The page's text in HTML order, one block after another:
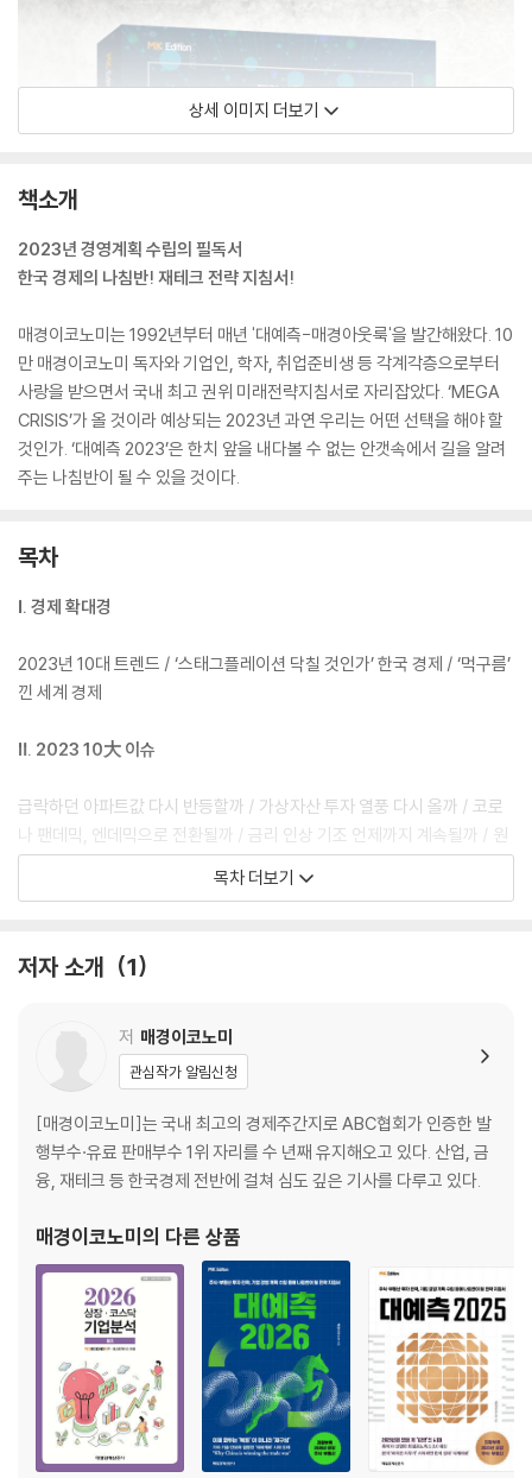
상세 이미지 더보기
책소개
2023년 경영계획 수립의 필독서
한국 경제의 나침반! 재테크 전략 지침서!
매경이코노미는 1992년부터 매년 '대예측-매경아웃룩'을 발간해왔다. 10
만 매경이코노미 독자와 기업인, 학자, 취업준비생 등 각계각층으로부터
사랑을 받으면서 국내 최고 권위 미래전략지침서로 자리잡았다. ‘MEGA
CRISIS’가 올 것이라 예상되는 2023년 과연 우리는 어떤 선택을 해야 할
것인가. ‘대예측 2023’은 한치 앞을 내다볼 수 없는 안갯속에서 길을 알려
주는 나침반이 될 수 있을 것이다.
목차
Ⅰ. 경제 확대경
2023년 10대 트렌드 / ‘스태그플레이션 닥칠 것인가’ 한국 경제 / ‘먹구름’
낀 세계 경제
Ⅱ. 2023 10大 이슈
급락하던 아파트값 다시 반등할까 / 가상자산 투자 열풍 다시 올까 / 코로
나 팬데믹, 엔데믹으로 전환될까 / 금리 인상 기조 언제까지 계속될까 / 원
전산업 르네상스 지속될까 / 미중 갈등, 한국 경제에 미치는 영향은 / 러시
아-우크라이나 전쟁 끝은 언제...글로벌 에너지 시장 재편될까 / 꽉 막힌 한
소비 / 물가 / 투자 / 국내 금리 / 원달러 환율 / 국제수지 / 고용·실업 / 노
사 관계 / 가계부채·재정수지 / 지방 경제 / 글로벌 교역
Ⅳ. 세계 경제 어디로
시아·동유럽 / 동남아시아 / 중동·중앙아시아 / 중남미 / 오세아니아 / 아
프리카
Ⅴ. 원자재 가격
원유 / 농산물 / 금 / 철강 / 비철금속 / 희유금속
Ⅵ. 자산 시장 어떻게 되나
목차 더보기
저자 소개 1
저 매경이코노미
관심작가 알림신청
[매경이코노미]는 국내 최고의 경제주간지로 ABC협회가 인증한 발
행부수·유료 판매부수 1위 자리를 수 년째 유지해오고 있다. 산업, 금
융, 재테크 등 한국경제 전반에 걸쳐 심도 깊은 기사를 다루고 있다.
매경이코노미 의 다른 상품